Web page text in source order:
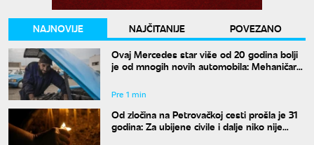
NAJNOVIJE NAJČITANIJE
POVEZANO
Ovaj Mercedes star više od 20 godina bolji
je od mnogih novih automobila: Mehaničar
Pre 1 min
Od zločina na Petrovačkoj cesti prošla je 31
godina: Za ubijene civile i dalje niko nije